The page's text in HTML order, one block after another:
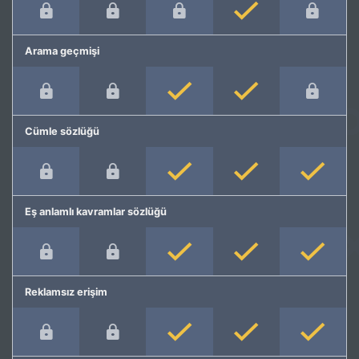
Arama geçmişi
Cümle sözlüğü
Eş anlamlı kavramlar sözlüğü
Reklamsız erişim